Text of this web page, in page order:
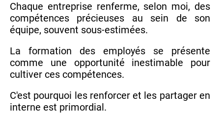
Chaque entreprise renferme, selon moi, des
compétences précieuses au sein de son
équipe, souvent sous-estimées.
La formation des employés se présente
comme une opportunité inestimable pour
cultiver ces compétences.
C'est pourquoi les renforcer et les partager en
interne est primordial.